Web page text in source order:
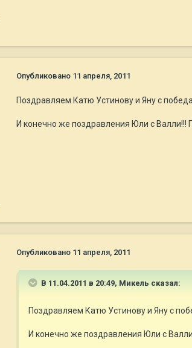
Опубликовано 11 апреля, 2011
Поздравляем Катю Устинову и Яну с
И конечно же поздравления Юли с Валли!!!
Опубликовано 11 апреля, 2011
В 11.04.2011 в 20:49, Микель сказал:
Поздравляем Катю Устинову и Яну с
И конечно же поздравления Юли с